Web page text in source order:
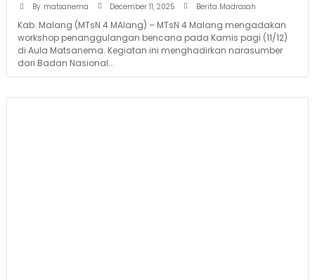
By matsanema December 11, 2025 Berita Madrasah
Kab. Malang (MTsN 4 MAlang) – MTsN 4 Malang mengadakan
workshop penanggulangan bencana pada Kamis pagi (11/12)
di Aula Matsanema. Kegiatan ini menghadirkan narasumber
dari Badan Nasional...